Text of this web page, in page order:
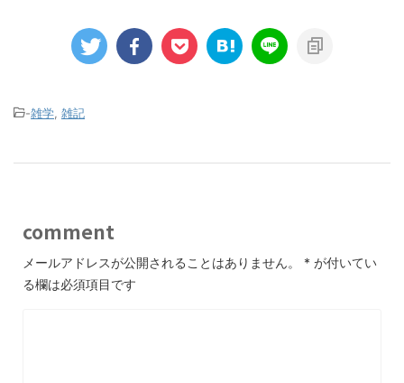
-雑学 雑記
comment
メールアドレスが公開されることはありません。 * が付いてい
る欄は必須項目です